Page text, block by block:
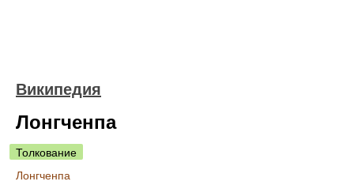
Википедия
Лонгченпа
Толкование
Лонгченпа